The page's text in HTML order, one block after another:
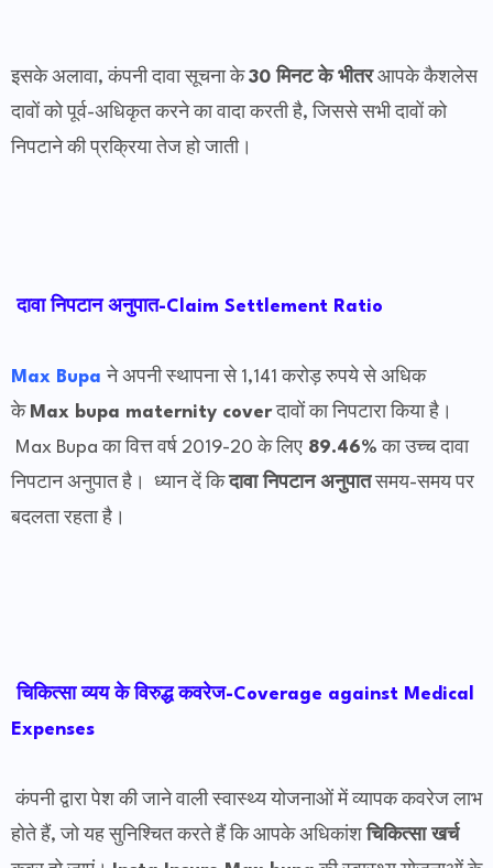
इसके अलावा, कंपनी दावा सूचना के30 मिनट के भीतरआपके कैशलेस
दावों को पूर्व-अधिकृत करने का वादा करती है, जिससे सभी दावों को
निपटाने की प्रक्रिया तेज हो जाती।
दावा निपटान अनुपात-Claim Settlement Ratio
Max Bupaने अपनी स्थापना से 1,141 करोड़ रुपये से अधिक
के Max bupa maternity coverदावों का निपटारा किया है।
Max Bupa का वित्त वर्ष 2019-20 के लिए 89.46% का उच्च दावा
निपटान अनुपात है। ध्यान दें किदावा निपटान अनुपातसमय-समय पर
बदलता रहता है।
चिकित्सा व्यय के विरुद्ध कवरेज-Coverage against Medical
Expenses
कंपनी द्वारा पेश की जाने वाली स्वास्थ्य योजनाओं में व्यापक कवरेज लाभ
होते हैं, जो यह सुनिश्चित करते हैं कि आपके अधिकांशचिकित्सा खर्च